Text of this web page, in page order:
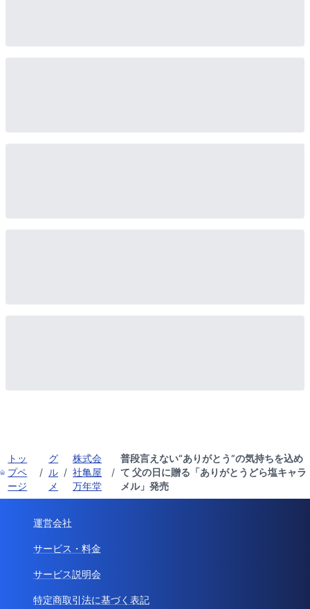
トッ
プペ
ージ
/
グ
ル
メ
/
株式会
社亀屋
万年堂
/
普段言えない“ありがとう”の気持ちを込め
て 父の日に贈る「ありがとうどら塩キャラ
メル」発売
運営会社
サービス・料金
サービス説明会
特定商取引法に基づく表記